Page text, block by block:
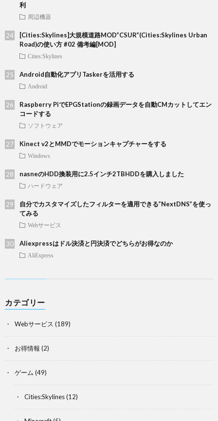
利
周辺機器
[Cities:Skylines]大規模道路MOD”CSUR”(Cities:Skylines Urban
Road)の使い方 #02 備考編[MOD]
Cities:Skylines
Android自動化アプリTaskerを活用する
Android
Raspberry PiでEPGStationの録画データを自動CMカットしてエン
コードする
ソフトウェア
Kinect v2とMMDでモーションキャプチャーをする
Windows
nasneのHDD換装用に2.5インチ2TBHDDを購入しました
ハードウェア
自分でカスタマイズしたフィルターを適用できる”NextDNS”を使っ
てみる
Webサービス
Aliexpressはドル決済と円決済でどちらがお得なのか
AliExpress
カテゴリー
Webサービス (189)
お得情報 (2)
ゲーム (49)
Cities:Skylines(12)